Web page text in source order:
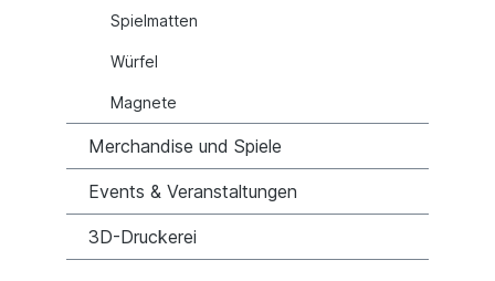
Spielmatten
Würfel
Magnete
Merchandise und Spiele
Events & Veranstaltungen
3D-Druckerei